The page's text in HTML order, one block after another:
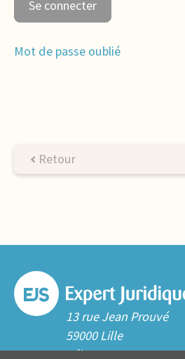
Mot de passe oublié
Retour
13 rue Jean Prouvé
59000 Lille
Tél. 03 20 06 70 10